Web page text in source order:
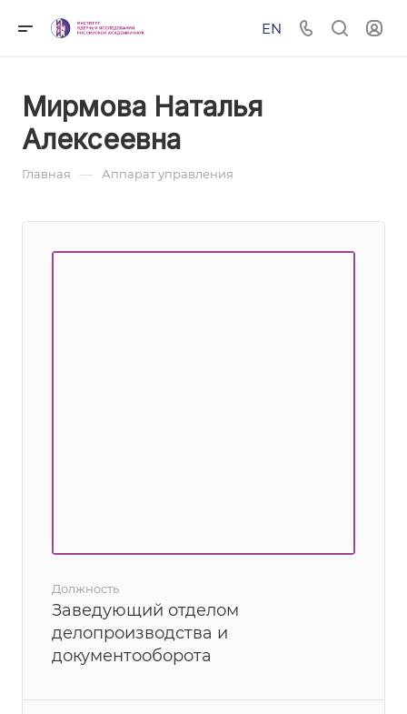
EN
Мирмова Наталья
Алексеевна
Главная — Аппарат управления
Должность
Заведующий отделом
делопроизводства и
документооборота